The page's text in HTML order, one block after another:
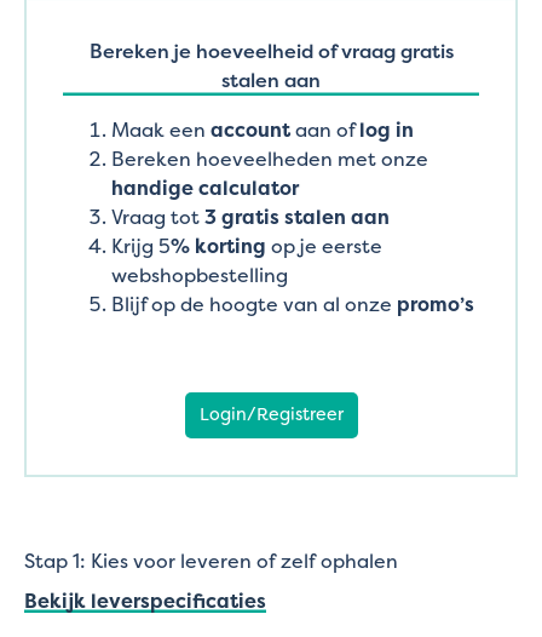
Bereken je hoeveelheid of vraag gratis
stalen aan
Maak een accountaan oflog in
Bereken hoeveelheden met onze
handige calculator
Vraag tot3 gratis stalen aan
Krijg 5% korting op je eerste
webshopbestelling
Blijf op de hoogte van al onze promo’s
Login/Registreer
Stap 1: Kies voor leveren of zelf ophalen
Bekijk leverspecificaties